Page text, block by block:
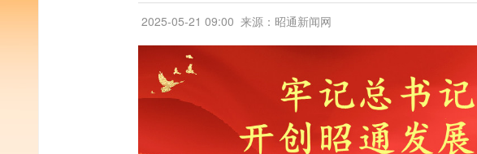
2025-05-21 09:00 来源：昭通新闻网